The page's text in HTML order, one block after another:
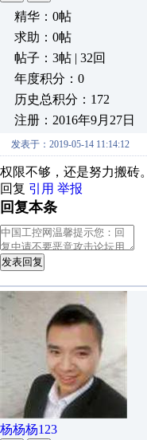
精华：0帖
求助：0帖
帖子：3帖 | 32回
年度积分：0
历史总积分：172
注册：2016年9月27日
发表于：2019-05-14 11:14:12
权限不够，还是努力搬砖。
回复 引用 举报
回复本条
发表回复
杨杨杨123